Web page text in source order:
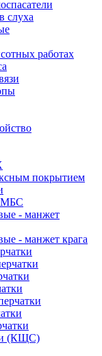
слуха
работах
покрытием
МБС
- манжет
- манжет крага
(КЩС)